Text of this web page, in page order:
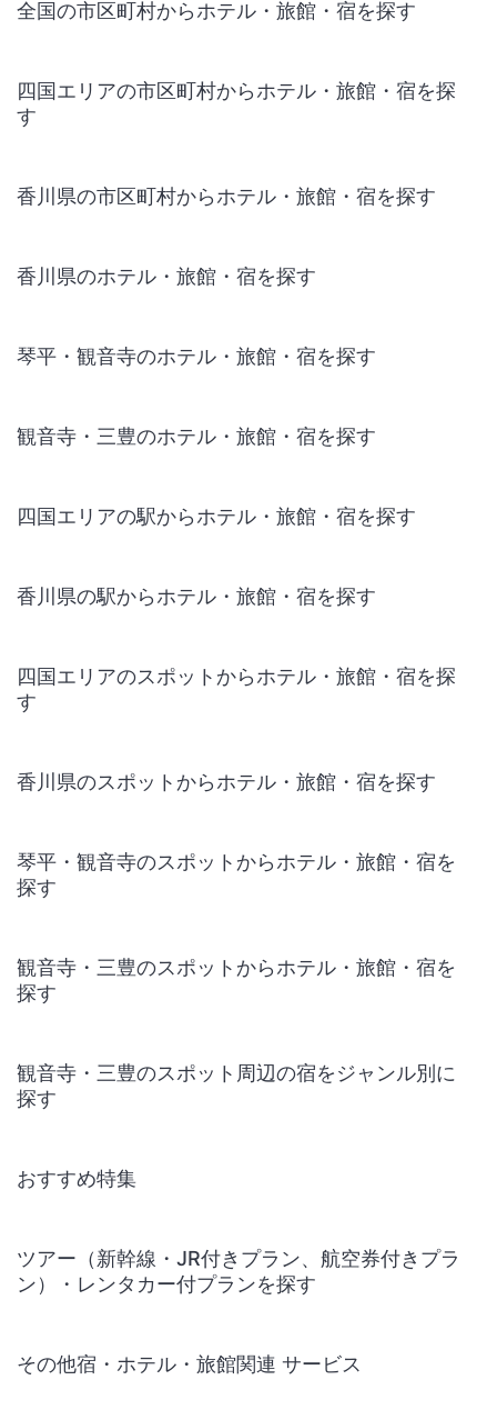
全国の市区町村からホテル・旅館・宿を探す
四国エリアの市区町村からホテル・旅館・宿を探
す
香川県の市区町村からホテル・旅館・宿を探す
香川県のホテル・旅館・宿を探す
琴平・観音寺のホテル・旅館・宿を探す
観音寺・三豊のホテル・旅館・宿を探す
四国エリアの駅からホテル・旅館・宿を探す
香川県の駅からホテル・旅館・宿を探す
四国エリアのスポットからホテル・旅館・宿を探
す
香川県のスポットからホテル・旅館・宿を探す
琴平・観音寺のスポットからホテル・旅館・宿を
探す
観音寺・三豊のスポットからホテル・旅館・宿を
探す
観音寺・三豊のスポット周辺の宿をジャンル別に
探す
おすすめ特集
ツアー（新幹線・JR付きプラン、航空券付きプラ
ン）・レンタカー付プランを探す
その他宿・ホテル・旅館関連 サービス